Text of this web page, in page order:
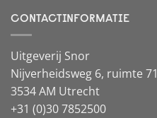
CONTACTINFORMATIE
Uitgeverij Snor
Nijverheidsweg 6, ruimte 71
3534 AM Utrecht
+31 (0)30 7852500